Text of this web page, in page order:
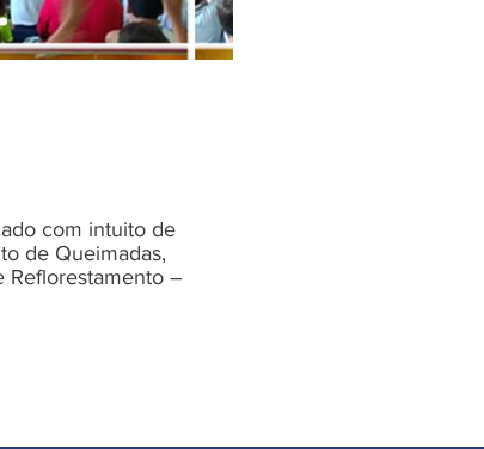
com intuito de
de Queimadas,
Reflorestamento –